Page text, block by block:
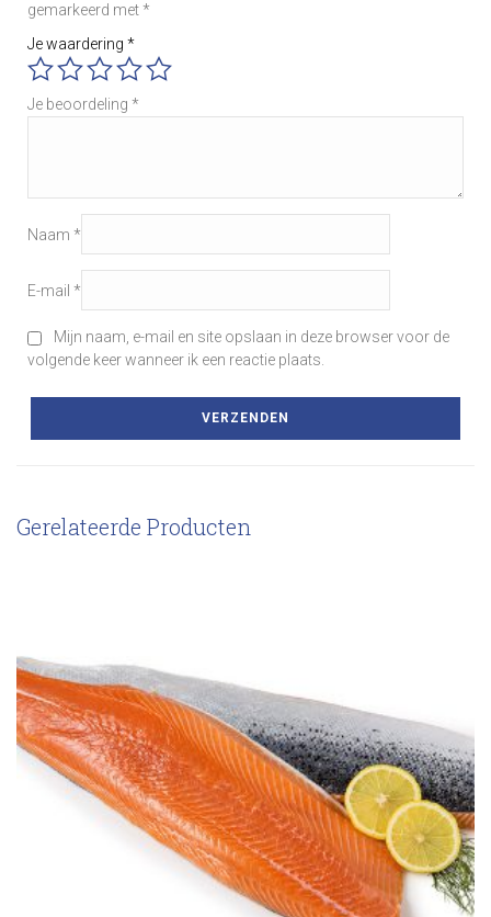
gemarkeerd met*
Je waardering *
Je beoordeling *
Naam *
E-mail *
Mijn naam, e-mail en site opslaan in deze browser voor de
volgende keer wanneer ik een reactie plaats.
Gerelateerde Producten